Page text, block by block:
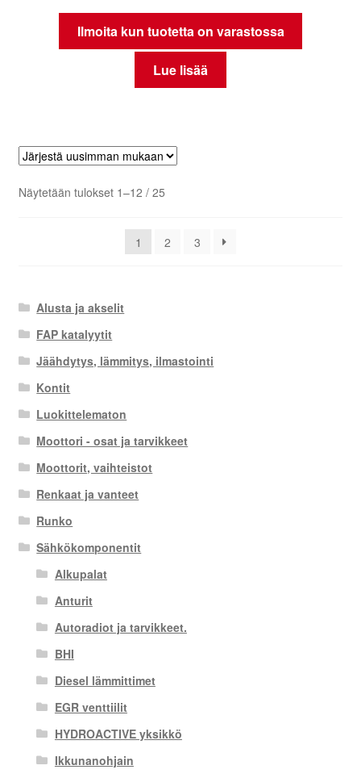
Ilmoita kun tuotetta on varastossa
Lue lisää
Näytetään tulokset 1–12 / 25Sorted
1
2 3
Alusta ja akselit
FAP katalyytit
Jäähdytys, lämmitys, ilmastointi
Kontit
Luokittelematon
Moottori - osat ja tarvikkeet
Moottorit, vaihteistot
Renkaat ja vanteet
Runko
Sähkökomponentit
Alkupalat
Anturit
Autoradiot ja tarvikkeet.
BHI
Diesel lämmittimet
EGR venttiilit
HYDROACTIVE yksikkö
Ikkunanohjain